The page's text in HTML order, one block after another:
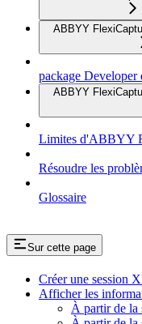
ABBYY
package
ABBYY
Limites d'ABBYY
Résoudre les
Glossaire
Sur cette page
Créer une session
Afficher les
À partir de la